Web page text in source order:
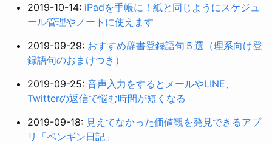
2019-10-14: iPadを手帳に！紙と同じようにスケジュ
ール管理やノートに使えます
2019-09-29: おすすめ辞書登録語句５選（理系向け登
録語句のおまけつき）
2019-09-25: 音声入力をするとメールやLINE、
Twitterの返信で悩む時間が短くなる
2019-09-18: 見えてなかった価値観を発見できるアプ
リ「ペンギン日記」